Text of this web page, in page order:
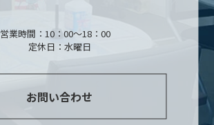
営業時間：10：00～18：00
定休日：水曜日
お問い合わせ